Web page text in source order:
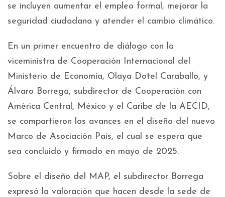
se incluyen aumentar el empleo formal, mejorar la
seguridad ciudadana y atender el cambio climático.
En un primer encuentro de diálogo con la
viceministra de Cooperación Internacional del
Ministerio de Economía, Olaya Dotel Caraballo, y
Álvaro Borrega, subdirector de Cooperación con
América Central, México y el Caribe de la AECID,
se compartieron los avances en el diseño del nuevo
Marco de Asociación País, el cual se espera que
sea concluido y firmado en mayo de 2025.
Sobre el diseño del MAP, el subdirector Borrega
expresó la valoración que hacen desde la sede de